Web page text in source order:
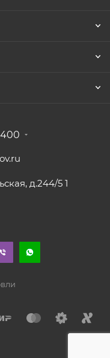
400
д.244/5 1